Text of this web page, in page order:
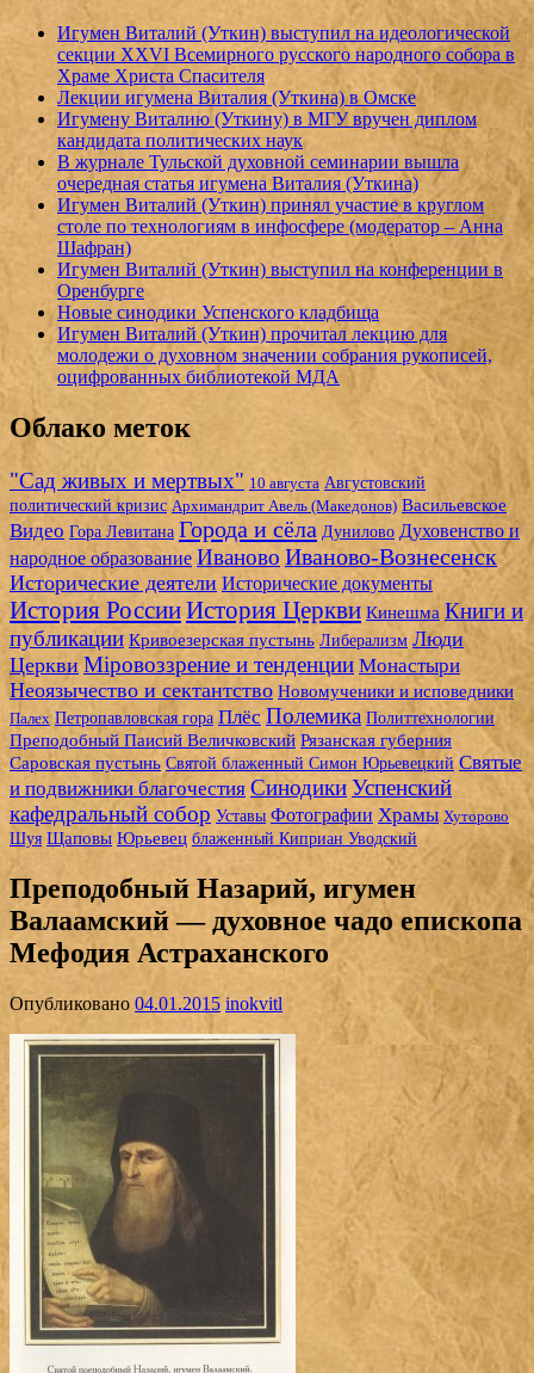
Игумен Виталий (Уткин) выступил на идеологической
секции XXVI Всемирного русского народного собора в
Храме Христа Спасителя
Лекции игумена Виталия (Уткина) в Омске
Игумену Виталию (Уткину) в МГУ вручен диплом
кандидата политических наук
В журнале Тульской духовной семинарии вышла
очередная статья игумена Виталия (Уткина)
Игумен Виталий (Уткин) принял участие в круглом
столе по технологиям в инфосфере (модератор – Анна
Шафран)
Игумен Виталий (Уткин) выступил на конференции в
Оренбурге
Новые синодики Успенского кладбища
Игумен Виталий (Уткин) прочитал лекцию для
молодежи о духовном значении собрания рукописей,
оцифрованных библиотекой МДА
Облако меток
"Сад живых и мертвых" 10 августа Августовский
политический кризис Архимандрит Авель (Македонов) Васильевское
Видео Гора Левитана Города и сёла Дунилово Духовенство и
народное образование Иваново Иваново-Вознесенск
Исторические деятели Исторические документы
История РоссииИстория Церкви Кинешма Книги и
публикации Кривоезерская пустынь Либерализм Люди
Церкви Мiровоззрение и тенденции Монастыри
Неоязычество и сектантство Новомученики и исповедники
Палех Петропавловская гора Плёс Полемика Политтехнологии
Преподобный Паисий Величковский Рязанская губерния
Саровская пустынь Святой блаженный Симон Юрьевецкий Святые
и подвижники благочестия СинодикиУспенский
кафедральный собор Уставы Фотографии Храмы Хуторово
Шуя Щаповы Юрьевец блаженный Киприан Уводский
Преподобный Назарий, игумен
Валаамский — духовное чадо епископа
Мефодия Астраханского
Опубликовано 04.01.2015 inokvitl